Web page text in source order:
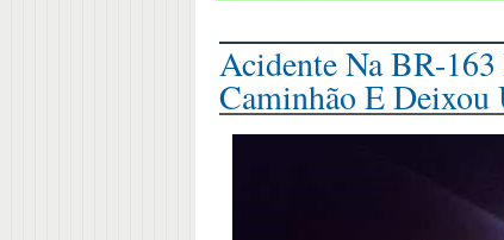
Acidente Na BR-
Caminhão E